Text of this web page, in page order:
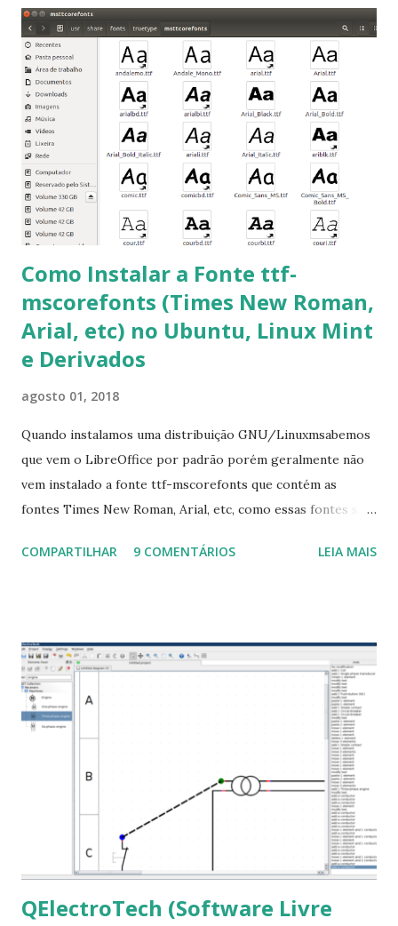
que contém essas fontes. Ao instalar o GNU/Linux abra o
terminal e execute o comando: $ sudo apt-get install ttf-
mscorefonts-installer Leia os termos de uso e avance
clicando em “Ok” Agora aceite os termos de uso clicando
em “Sim” Pronto agora abra o LibreOffice e veja se as
fontes Times New Roman, Arial estão instaladas. Caso
ocorra algum erro ou precisa reinstalar, execute: $ sudo
apt-get install --reinstall ttf-mscorefonts-installer
Como Instalar a Fonte ttf-
mscorefonts (Times New Roman,
Arial, etc) no Ubuntu, Linux Mint
e Derivados
agosto 01, 2018
Quando instalamos uma distribuição GNU/Linuxmsabemos
que vem o LibreOffice por padrão porém geralmente não
vem instalado a fonte ttf-mscorefonts que contém as
fontes Times New Roman, Arial, etc, como essas fontes são
a Associação Brasileira de Normas Técnicas (ABNT), exige
que contém essas fontes. Ao instalar o GNU/Linux abra o
terminal e execute o comando: $ sudo apt-get install ttf-
mscorefonts-installer Leia os termos de uso e avance
clicando em “Ok” Agora aceite os termos de uso clicando
em “Sim” Pronto agora abra o LibreOffice e veja se as
fontes Times New Roman, Arial estão instaladas. Caso
ocorra algum erro ou precisa reinstalar, execute: $ sudo
apt-get install --reinstall ttf-mscorefonts-installer
COMPARTILHAR 9 COMENTÁRIOS LEIA MAIS
QElectroTech (Software Livre